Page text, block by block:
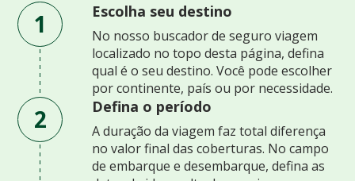
1 Escolha seu destino
No nosso buscador de seguro viagem
localizado no topo desta página, defina
qual é o seu destino. Você pode escolher
por continente, país ou por necessidade.
2 Defina o período
A duração da viagem faz total diferença
no valor final das coberturas. No campo
de embarque e desembarque, defina as